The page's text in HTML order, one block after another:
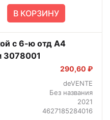
В КОРЗИНУ
с 6-ю отд A4
3078001
290,60 ₽
deVENTE
Без названия
2021
4627185284016